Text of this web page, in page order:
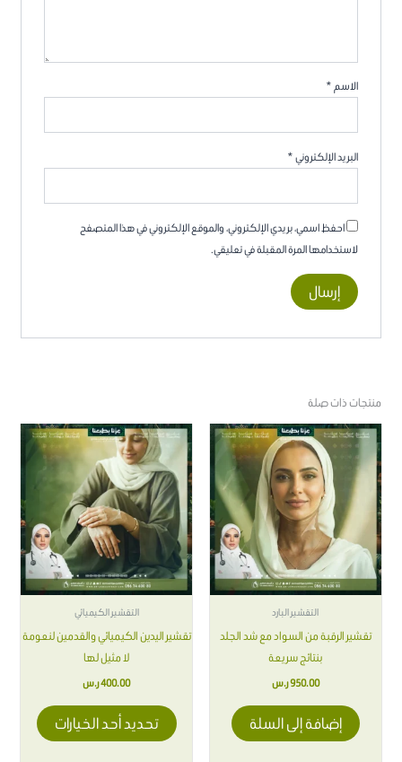
الاسم *
البريد الإلكتروني*
احفظ اسمي، بريدي الإلكتروني، والموقع الإلكتروني في هذا المتصفح
لاستخدامها المرة المقبلة في تعليقي.
منتجات ذات صلة
التقشير البارد
تقشير الرقبة من السواد مع شد الجلد
بنتائج سريعة
950.00ر.س
إضافة إلى السلة
التقشير الكيميائي
تقشير اليدين الكيميائي والقدمين لنعومة
لا مثيل لها
400.00ر.س
تحديد أحد الخيارات
هناك
الأشكال
لهذا
المنتج.
يمكن
على